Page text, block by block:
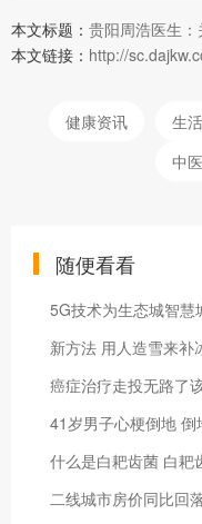
本文标题： 贵阳周浩医生
本文链接： http://
健康资讯 生
中
随便看看
5G技术为生态城智慧
新方法 用人造雪来补
癌症治疗走投无路了
41岁男子心梗倒地
什么是白耙齿菌 白耙
二线城市房价同比回